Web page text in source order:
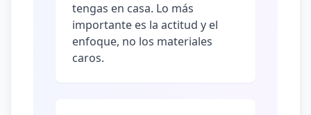
tengas en casa. Lo más
importante es la actitud y el
enfoque, no los materiales
caros.